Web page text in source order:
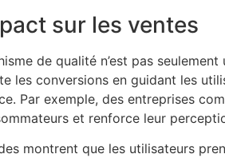
sur les ventes
de qualité n’est pas
les conversions en guidant les
Par exemple, des entreprises
et renforce leur
montrent que les utilisateurs